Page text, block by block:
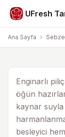
UFresh
Ana Sayfa
Sebze
Enginarlı
30 dk 20
Enginarlı
öğün
kaynar
besleyici